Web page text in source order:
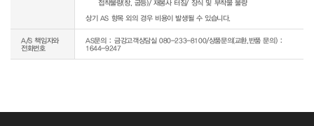
상기 AS 항목 외의 경우 비용이 발생될 수 있습니다.
A/S 책임자와
전화번호
AS문의 : 금강고객상담실 080-233-8100/상품문의(교환,반품 문의) :
1644-9247